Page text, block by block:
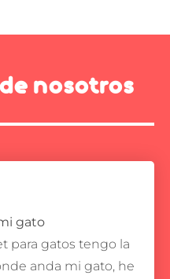
nosotros
gato
para gatos tengo la
anda mi gato, he